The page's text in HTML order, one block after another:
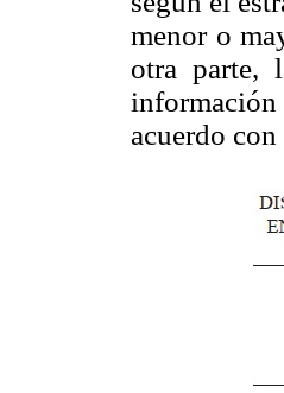
menor o
otra parte,
información
acuerdo